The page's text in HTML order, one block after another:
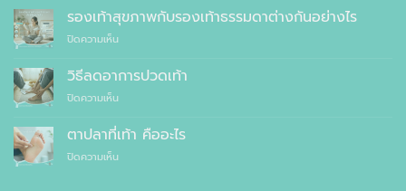
สั่ง
ตัด
รองเท้า
สุขภาพ
สำเร็จรูป
ทั่วไป
สูง
อายุ
ควร
รองเท้า
ไหน
รองเท้าสุขภาพกับรองเท้าธรรมดาต่างกันอย่างไร
ปิดความเห็นบน
สุขภาพ
กับ
รองเท้า
ต่าง
อย่างไร
วิธีลดอาการปวดเท้า
ปิดความเห็นบน
ลด
อาการ
ปวด
ตาปลาที่เท้า คืออะไร
ปิดความเห็นบน